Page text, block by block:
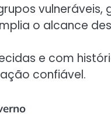
o alcance
e com
confiável.